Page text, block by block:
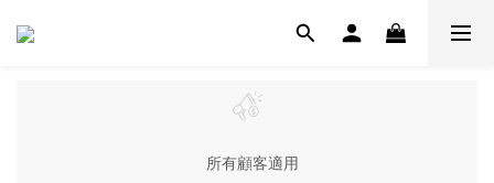
所有顧客適用